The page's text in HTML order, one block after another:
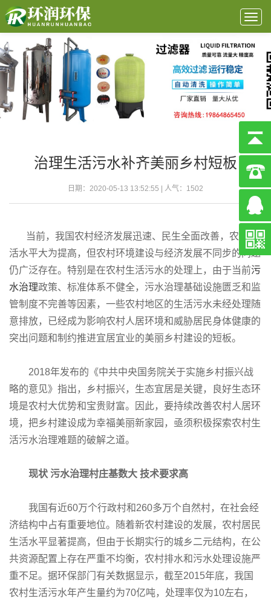
治理生活污水补齐美丽乡村短板
日期：2020-05-13 13:52:55 | 人气： 1502
当前，我国农村经济发展迅速、民生全面改善，农民生
活水平大为提高，但农村环境建设与经济发展不同步的问题
仍广泛存在。特别是在农村生活污水的处理上，由于当前污
水治理政策、标准体系不健全，污水治理基础设施匮乏和监
管制度不完善等因素，一些农村地区的生活污水未经处理随
意排放，已经成为影响农村人居环境和威胁居民身体健康的
突出问题和制约推进宜居宜业的美丽乡村建设的短板。
2018年发布的《中共中央国务院关于实施乡村振兴战
略的意见》指出，乡村振兴，生态宜居是关键，良好生态环
境是农村大优势和宝贵财富。因此，要持续改善农村人居环
境，把乡村建设成为幸福美丽新家园，亟须积极探索农村生
活污水治理难题的破解之道。
现状 污水治理村庄基数大 技术要求高
我国有近60万个行政村和260多万个自然村，在社会经
济结构中占有重要地位。随着新农村建设的发展，农村居民
生活水平显著提高，但由于长期实行的城乡二元结构，在公
共资源配置上存在严重不均衡，农村排水和污水处理设施严
重不足。据环保部门有关数据显示，截至2015年底，我国
农村生活污水年产生量约为70亿吨，处理率仅为10左右，